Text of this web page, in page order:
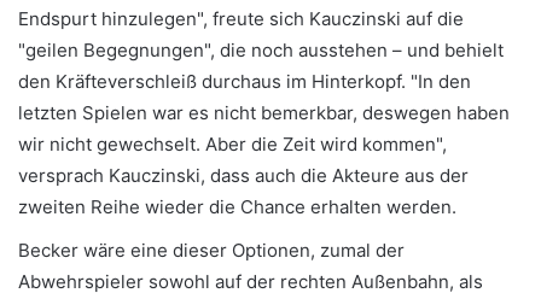
Endspurt hinzulegen", freute sich Kauczinski auf die
"geilen Begegnungen", die noch ausstehen – und behielt
den Kräfteverschleiß durchaus im Hinterkopf. "In den
letzten Spielen war es nicht bemerkbar, deswegen haben
wir nicht gewechselt. Aber die Zeit wird kommen",
versprach Kauczinski, dass auch die Akteure aus der
zweiten Reihe wieder die Chance erhalten werden.
Becker wäre eine dieser Optionen, zumal der
Abwehrspieler sowohl auf der rechten Außenbahn, als